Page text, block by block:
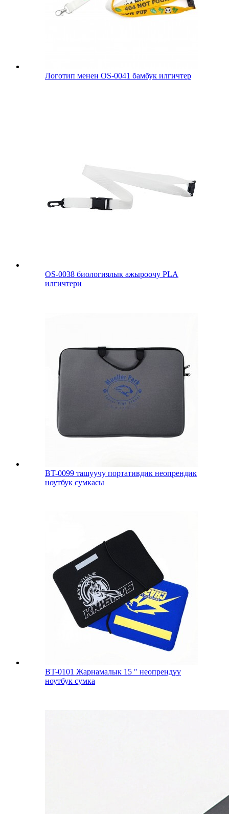
Логотип менен OS-0041 бамбук илгичтер
OS-0038 биологиялык ажыроочу PLA
илгичтери
BT-0099 ташуучу портативдик неопрендик
ноутбук сумкасы
BT-0101 Жарнамалык 15 ″ неопрендүү
ноутбук сумка